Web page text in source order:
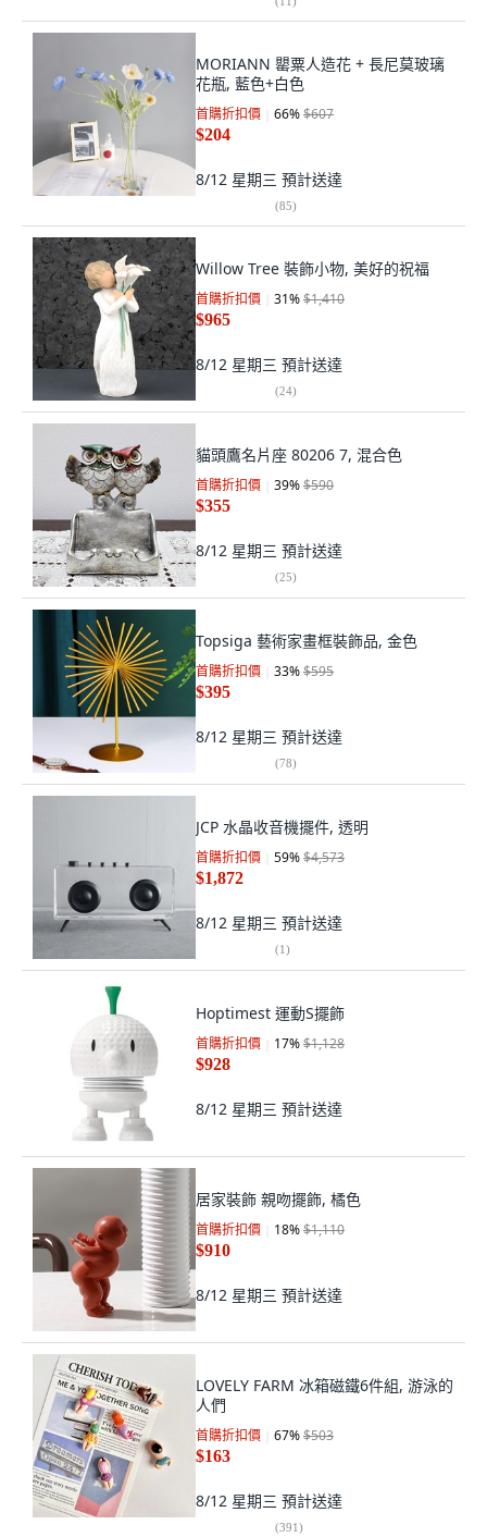
MORIANN 罌粟人造花 + 長尼莫玻璃
花瓶, 藍色+白色
首購折扣價 66%$607
$204
8/12 星期三 預計送達
(85)
Willow Tree 裝飾小物, 美好的祝福
首購折扣價 31%$1,410
$965
8/12 星期三 預計送達
(24)
貓頭鷹名片座 80206 7, 混合色
首購折扣價 39%$590
$355
8/12 星期三 預計送達
(25)
Topsiga 藝術家畫框裝飾品, 金色
首購折扣價 33%$595
$395
8/12 星期三 預計送達
(78)
JCP 水晶收音機擺件, 透明
首購折扣價 59%$4,573
$1,872
8/12 星期三 預計送達
(1)
Hoptimest 運動S擺飾
首購折扣價 17%$1,128
$928
8/12 星期三 預計送達
居家裝飾 親吻擺飾, 橘色
首購折扣價 18%$1,110
$910
8/12 星期三 預計送達
LOVELY FARM 冰箱磁鐵6件組, 游泳的
人們
首購折扣價 67%$503
$163
8/12 星期三 預計送達
(391)